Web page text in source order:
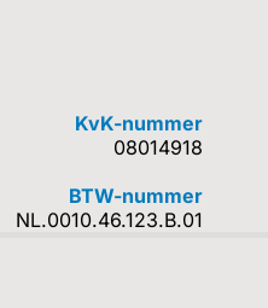
KvK-nummer
08014918
BTW-nummer
NL.0010.46.123.B.01